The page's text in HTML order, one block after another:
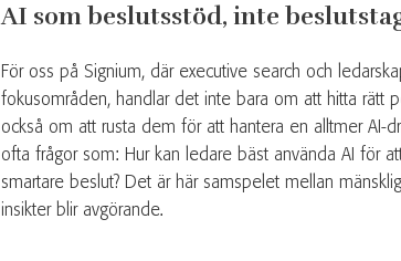
AI som beslutsstöd, inte
För oss på Signium, där executive search och
fokusområden, handlar det inte bara om att hitta rätt
också om att rusta dem för att hantera en alltmer AI-
ofta frågor som: Hur kan ledare bäst använda AI för
smartare beslut? Det är här samspelet mellan
insikter blir avgörande.